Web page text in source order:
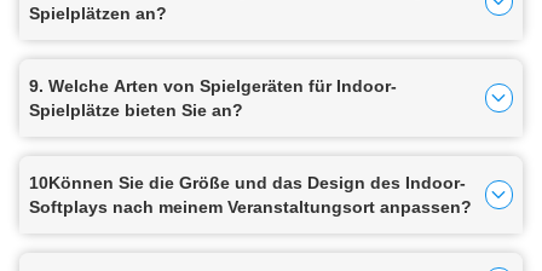
Spielplätzen an?
9. Welche Arten von Spielgeräten für Indoor-
Spielplätze bieten Sie an?
10Können Sie die Größe und das Design des Indoor-
Softplays nach meinem Veranstaltungsort anpassen?